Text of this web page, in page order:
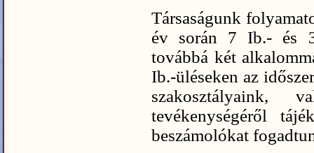
Társaságunk
év során 7 Ib.- és
továbbá két
Ib.-üléseken az
szakosztályaink,
tevékenységéről
beszámolókat